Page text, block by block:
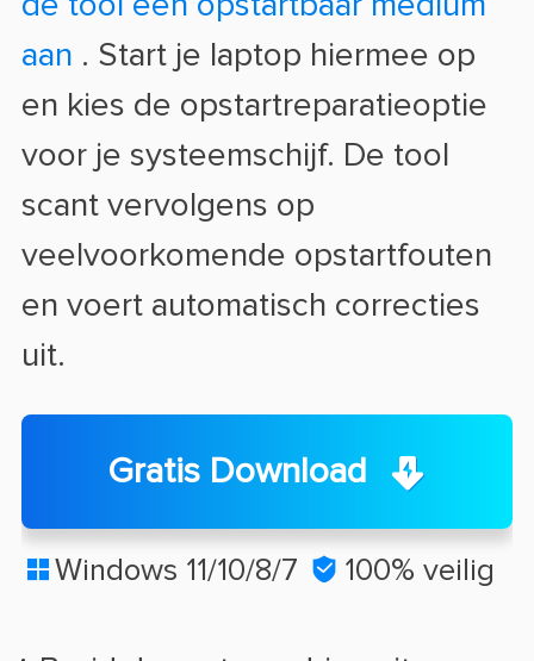
aan . Start je laptop hiermee op
en kies de opstartreparatieoptie
voor je systeemschijf. De tool
scant vervolgens op
veelvoorkomende opstartfouten
en voert automatisch correcties
uit.
Gratis Download
 Windows 11/10/8/7  100% veilig